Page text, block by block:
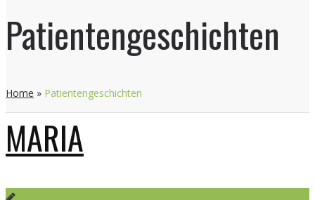
Patientengeschichten
Home » Patientengeschichten
MARIA